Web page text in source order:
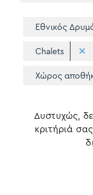
Εθνικός
Chalets
Χώρος
Δυστυχώς,
κριτήριά